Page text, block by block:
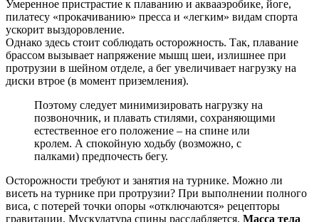
Умеренное пристрастие к плаванию и аквааэробике, йоге,
пилатесу «прокачиванию» пресса и «легким» видам спорта
ускорит выздоровление.
Однако здесь стоит соблюдать осторожность. Так, плавание
брассом вызывает напряжение мышц шеи, излишнее при
протрузии в шейном отделе, а бег увеличивает нагрузку на
диски втрое (в момент приземления).
Поэтому следует минимизировать нагрузку на
позвоночник, и плавать стилями, сохраняющими
естественное его положение – на спине или
кролем. А спокойную ходьбу (возможно, с
палками) предпочесть бегу.
Осторожности требуют и занятия на турнике. Можно ли
висеть на турнике при протрузии? При выполнении полного
виса, с потерей точки опоры «отключаются» рецепторы
гравитации. Мускулатура спины расслабляется. Масса тела